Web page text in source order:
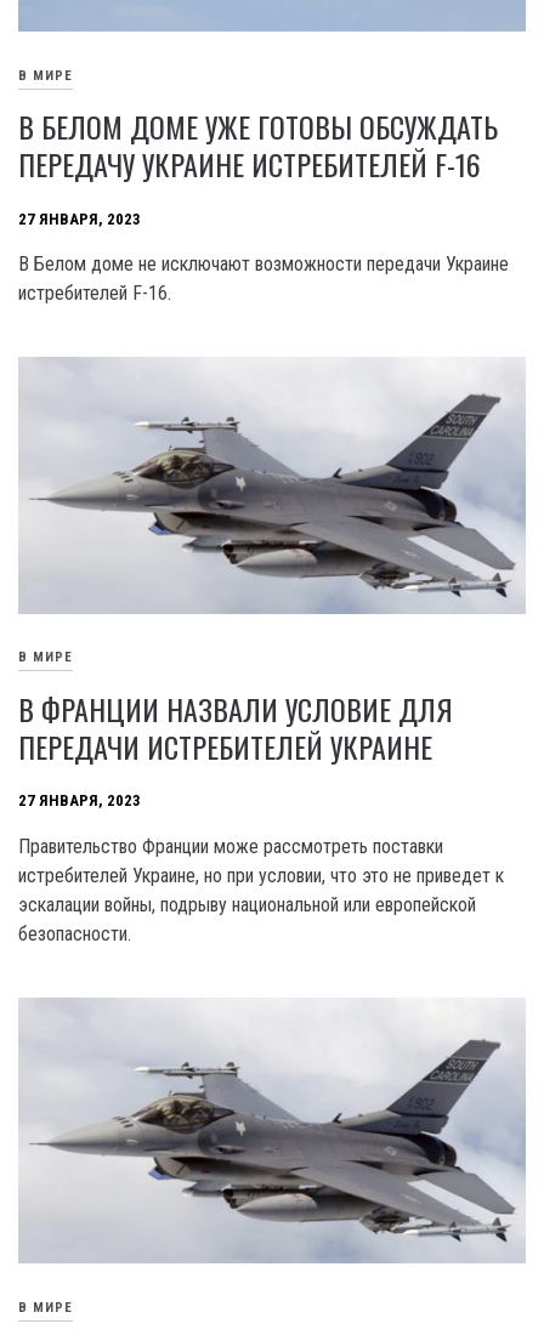
В МИРЕ
В БЕЛОМ ДОМЕ УЖЕ ГОТОВЫ ОБСУЖДАТЬ
ПЕРЕДАЧУ УКРАИНЕ ИСТРЕБИТЕЛЕЙ F-16
27 ЯНВАРЯ, 2023
В Белом доме не исключают возможности передачи Украине
истребителей F-16.
В МИРЕ
В ФРАНЦИИ НАЗВАЛИ УСЛОВИЕ ДЛЯ
ПЕРЕДАЧИ ИСТРЕБИТЕЛЕЙ УКРАИНЕ
27 ЯНВАРЯ, 2023
Правительство Франции може рассмотреть поставки
истребителей Украине, но при условии, что это не приведет к
эскалации войны, подрыву национальной или европейской
безопасности.
В МИРЕ